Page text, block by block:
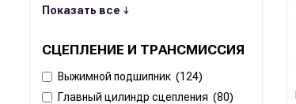
Показать все ↓
СЦЕПЛЕНИЕ И ТРАНСМИССИЯ
Выжимной подшипник (124)
Главный цилиндр сцепления (80)